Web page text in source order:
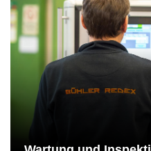
Wartung und
Für die Produkte der REDEX
was zu welchem Zeitpunkt
lebenslange Zuverlässigkeit
Mehr dazu